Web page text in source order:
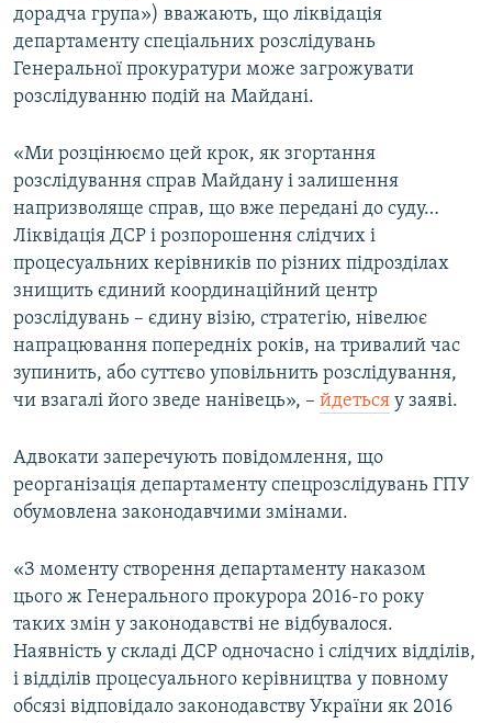
Усі сайти RFE/RL
дорадча група») вважають, що ліквідація
департаменту спеціальних розслідувань
Генеральної прокуратури може загрожувати
розслідуванню подій на Майдані.
«Ми розцінюємо цей крок, як згортання
розслідування справ Майдану і залишення
напризволяще справ, що вже передані до суду…
Ліквідація ДСР і розпорошення слідчих і
процесуальних керівників по різних підрозділах
знищить єдиний координаційний центр
розслідувань – єдину візію, стратегію, нівелює
напрацювання попередніх років, на тривалий час
зупинить, або суттєво уповільнить розслідування,
чи взагалі його зведе нанівець», – йдеться у заяві.
Адвокати заперечують повідомлення, що
реорганізація департаменту спецрозслідувань ГПУ
обумовлена законодавчими змінами.
«З моменту створення департаменту наказом
цього ж Генерального прокурора 2016-го року
таких змін у законодавстві не відбувалося.
Наявність у складі ДСР одночасно і слідчих відділів,
і відділів процесуального керівництва у повному
обсязі відповідало законодавству України як 2016